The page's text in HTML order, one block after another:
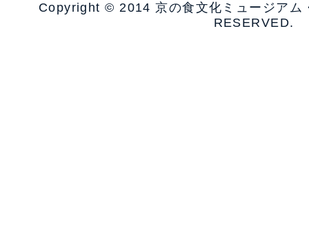
Copyright © 2014 京の食文化ミュージア
RESERVED.